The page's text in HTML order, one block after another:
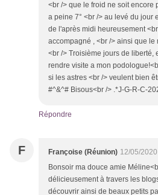
<br /> que le froid ne soit encore
a peine 7° <br /> au levé du jour
de l'après midi heureusement
accompagné , <br /> ainsi que
<br /> Troisième jours de liberté,
rendre visite a mon
si les astres <br /> veulent bien
#^&^# Bisous<br /> .*J-G-R-C-
Répondre
F Françoise (Réunion) 12/05/
Bonsoir ma douce amie
délicieusement à travers les
découvrir ainsi de beaux petits